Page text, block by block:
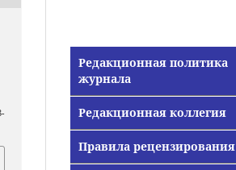
Редакционная политика
журнала
Редакционная коллегия
Правила рецензирования